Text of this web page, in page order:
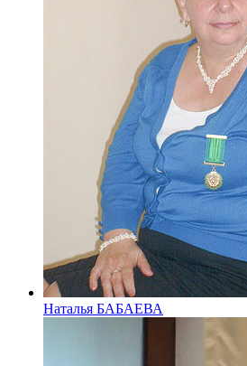
Наталья БАБАЕВА